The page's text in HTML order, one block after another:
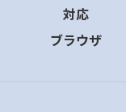
対応
ブラウザ